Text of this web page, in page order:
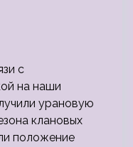
с
на наши
урановую
клановых
положение